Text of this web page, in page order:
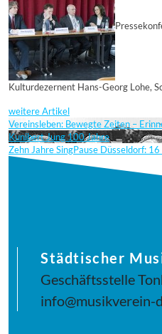
Kulturdezernent Hans-Georg Lohe,
weitere Artikel
Vereinsleben: Bewegte Zeiten –
Kunibert Jung 100 Jahre
Zehn Jahre SingPause Düsseldorf:
Städtischer
Geschäftsstelle
info@musikverein-